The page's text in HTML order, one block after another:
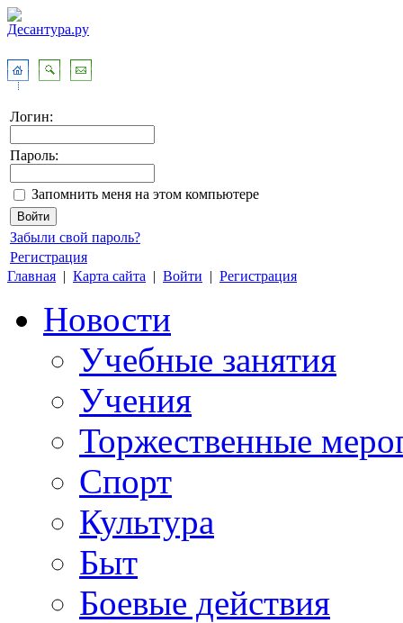
Логин:
Пароль:
Запомнить меня на этом компьютере
Забыли свой пароль?
Регистрация
Главная | Карта сайта | Войти | Регистрация
Новости
Учебные занятия
Учения
Торжественные
Спорт
Культура
Быт
Боевые действия